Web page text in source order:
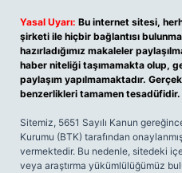
Yasal Uyarı: Bu internet sitesi,
şirketi ile hiçbir bağlantısı
hazırladığımız makaleler
haber niteliği taşımamakta olup,
paylaşım yapılmamaktadır.
benzerlikleri tamamen tesadüfidir.
Sitemiz, 5651 Sayılı Kanun
Kurumu (BTK) tarafından
vermektedir. Bu nedenle, sitedeki
veya araştırma yükümlülüğümüz